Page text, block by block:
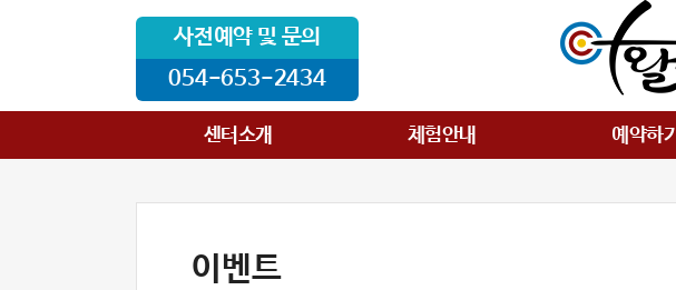
사전예약 및 문의
054-653-2434
센터소개 체험안내 예약하기
이벤트